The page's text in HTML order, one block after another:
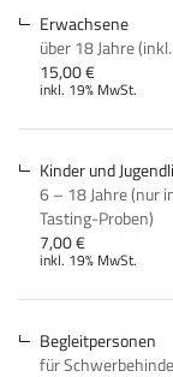
Erwachsene
über 18 Jahre
15,00 €
inkl. 19% MwSt.
Kinder und
6 – 18 Jahre (nur
Tasting-Proben)
7,00 €
inkl. 19% MwSt.
Begleitpersonen
für